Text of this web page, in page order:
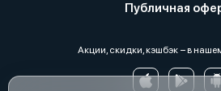
Публичная
Акции, скидки, кэшбэк − в